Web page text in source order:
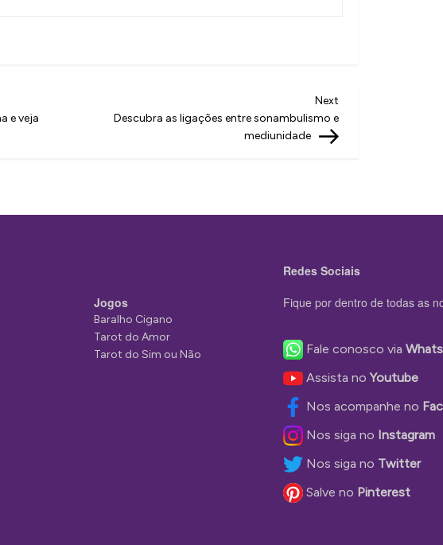
e veja
Post
Next
Descubra as ligações entre sonambulismo e
mediunidade
Jogos
Baralho Cigano
Tarot do Amor
Tarot do Sim ou Não
Redes Sociais
Fique por dentro de todas as
Fale conosco via
Assista noYoutube
Nos acompanhe no
Nos siga no Instagram
Nos siga no Twitter
Salve no Pinterest